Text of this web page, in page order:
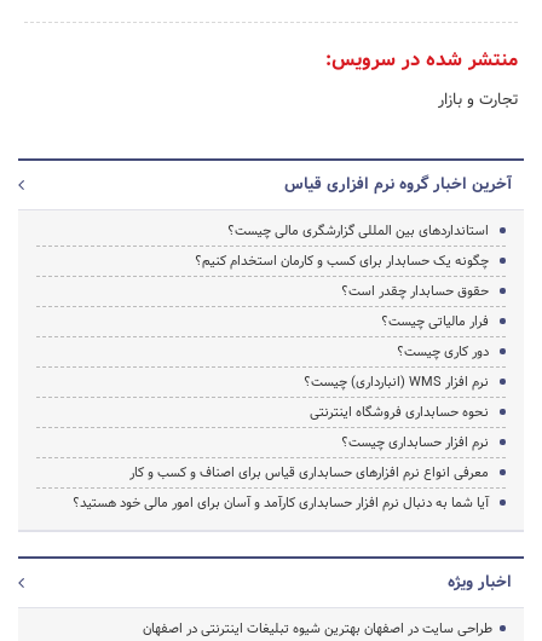
منتشر شده در سرویس:
تجارت و بازار
آخرین اخبار گروه نرم افزاری قیاس
استاندارد‌های بین المللی گزارشگری مالی چیست؟
چگونه یک حسابدار برای کسب و کارمان استخدام کنیم؟
حقوق حسابدار چقدر است؟
فرار مالیاتی چیست؟
دور کاری چیست؟
نرم افزار WMS (انبارداری) چیست؟
نحوه حسابداری فروشگاه اینترنتی
نرم افزار حسابداری چیست؟
معرفی انواع نرم افزارهای حسابداری قیاس برای اصناف و کسب و کار
آیا شما به دنبال نرم افزار حسابداری کارآمد و آسان برای امور مالی خود هستید؟
اخبار ویژه
طراحی سایت در اصفهان بهترین شیوه تبلیغات اینترنتی در اصفهان